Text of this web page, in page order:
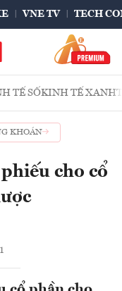
VNE TV TECH
TẾ SỐKINH TẾ XANH
KHOÁN
cho cổ